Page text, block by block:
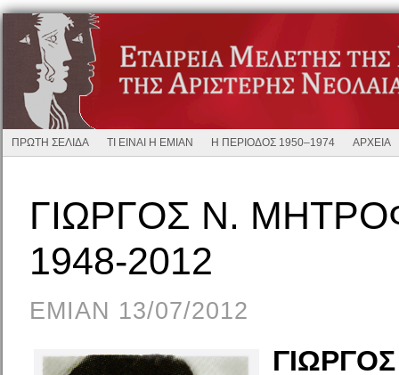
ΠΡΩΤΗ ΣΕΛΙΔΑ ΤΙ ΕΙΝΑΙ Η ΕΜΙΑΝ Η ΠΕΡΙΟΔΟΣ 1950–1974 ΑΡΧΕΙΑ
ΓΙΩΡΓΟΣ Ν.
1948-2012
EMIAN 13/07/2012